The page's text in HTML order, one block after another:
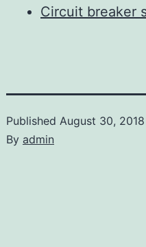
Circuit breaker
Published August 30, 2018
By admin